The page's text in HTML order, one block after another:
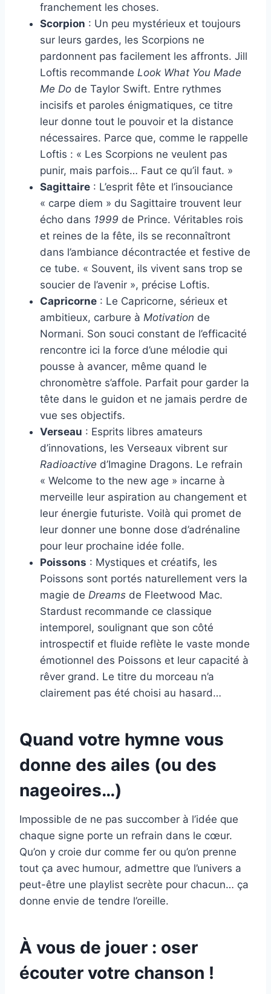
franchement les choses.
Scorpion : Un peu mystérieux et toujours
sur leurs gardes, les Scorpions ne
pardonnent pas facilement les affronts. Jill
Loftis recommande Look What You Made
Me Do de Taylor Swift. Entre rythmes
incisifs et paroles énigmatiques, ce titre
leur donne tout le pouvoir et la distance
nécessaires. Parce que, comme le rappelle
Loftis : « Les Scorpions ne veulent pas
punir, mais parfois… Faut ce qu’il faut. »
Sagittaire : L’esprit fête et l’insouciance
« carpe diem » du Sagittaire trouvent leur
écho dans 1999 de Prince. Véritables rois
et reines de la fête, ils se reconnaîtront
dans l’ambiance décontractée et festive de
ce tube. « Souvent, ils vivent sans trop se
soucier de l’avenir », précise Loftis.
Capricorne : Le Capricorne, sérieux et
ambitieux, carbure à Motivation de
Normani. Son souci constant de l’efficacité
rencontre ici la force d’une mélodie qui
pousse à avancer, même quand le
chronomètre s’affole. Parfait pour garder la
tête dans le guidon et ne jamais perdre de
vue ses objectifs.
Verseau : Esprits libres amateurs
d’innovations, les Verseaux vibrent sur
Radioactive d’Imagine Dragons. Le refrain
« Welcome to the new age » incarne à
merveille leur aspiration au changement et
leur énergie futuriste. Voilà qui promet de
leur donner une bonne dose d’adrénaline
pour leur prochaine idée folle.
Poissons : Mystiques et créatifs, les
Poissons sont portés naturellement vers la
magie de Dreams de Fleetwood Mac.
Stardust recommande ce classique
intemporel, soulignant que son côté
introspectif et fluide reflète le vaste monde
émotionnel des Poissons et leur capacité à
rêver grand. Le titre du morceau n’a
clairement pas été choisi au hasard…
Quand votre hymne vous
donne des ailes (ou des
nageoires…)
Impossible de ne pas succomber à l’idée que
chaque signe porte un refrain dans le cœur.
Qu’on y croie dur comme fer ou qu’on prenne
tout ça avec humour, admettre que l’univers a
peut-être une playlist secrète pour chacun… ça
donne envie de tendre l’oreille.
À vous de jouer : oser
écouter votre chanson !